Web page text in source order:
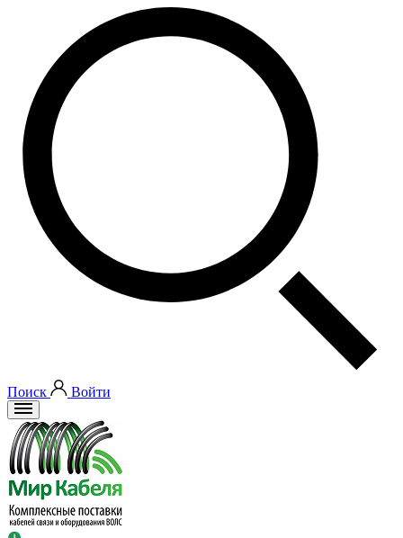
Поиск Войти